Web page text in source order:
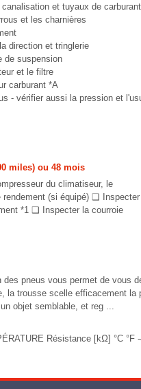
et tuyaux de carburant
et les charnières
direction et tringlerie
de suspension
et le filtre
carburant *A
- vérifier aussi la pression et
miles) ou 48 mois
du climatiseur, le
rendement (si équipé) ❑
*1 ❑ Inspecter la courroie
des pneus vous permet de vous
la trousse scelle efficacement
objet semblable, et reg ...
Résistance [kΩ] °C °F